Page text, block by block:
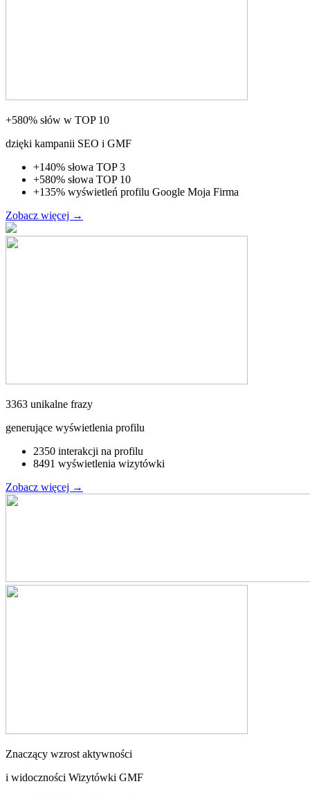
+580% słów w TOP 10
dzięki kampanii SEO i GMF
+140% słowa TOP 3
+580% słowa TOP 10
+135% wyświetleń profilu Google Moja Firma
Zobacz więcej →
3363 unikalne frazy
generujące wyświetlenia profilu
2350 interakcji na profilu
8491 wyświetlenia wizytówki
Zobacz więcej →
Znaczący wzrost aktywności
i widoczności Wizytówki GMF